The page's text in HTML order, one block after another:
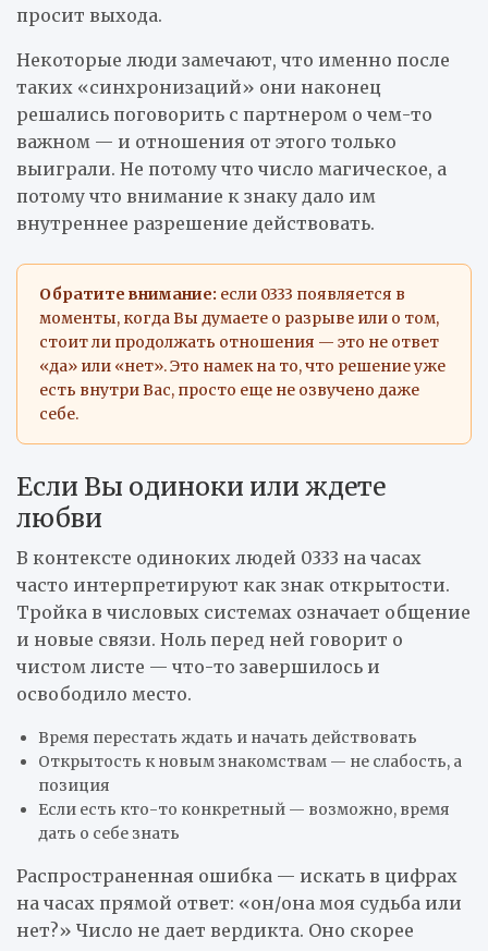
просит выхода.
Некоторые люди замечают, что именно после
таких «синхронизаций» они наконец
решались поговорить с партнером о чем-то
важном — и отношения от этого только
выиграли. Не потому что число магическое, а
потому что внимание к знаку дало им
внутреннее разрешение действовать.
Обратите внимание: если 0333 появляется в
моменты, когда Вы думаете о разрыве или о том,
стоит ли продолжать отношения — это не ответ
«да» или «нет». Это намек на то, что решение уже
есть внутри Вас, просто еще не озвучено даже
себе.
Если Вы одиноки или ждете
любви
В контексте одиноких людей 0333 на часах
часто интерпретируют как знак открытости.
Тройка в числовых системах означает общение
и новые связи. Ноль перед ней говорит о
чистом листе — что-то завершилось и
освободило место.
Время перестать ждать и начать действовать
Открытость к новым знакомствам — не слабость, а
позиция
Если есть кто-то конкретный — возможно, время
дать о себе знать
Распространенная ошибка — искать в цифрах
на часах прямой ответ: «он/она моя судьба или
нет?» Число не дает вердикта. Оно скорее